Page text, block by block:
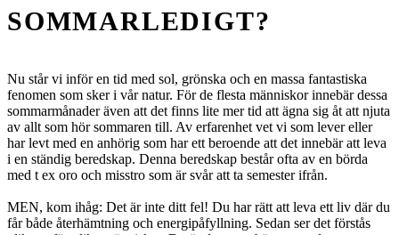
SOMMARLEDIGT?
Nu står vi inför en tid med sol, grönska och en massa fantastiska
fenomen som sker i vår natur. För de flesta människor innebär dessa
sommarmånader även att det finns lite mer tid att ägna sig åt att njuta
av allt som hör sommaren till. Av erfarenhet vet vi som lever eller
har levt med en anhörig som har ett beroende att det innebär att leva
i en ständig beredskap. Denna beredskap består ofta av en börda
med t ex oro och misstro som är svår att ta semester ifrån.
MEN, kom ihåg: Det är inte ditt fel! Du har rätt att leva ett liv där du
får både återhämtning och energipåfyllning. Sedan ser det förstås